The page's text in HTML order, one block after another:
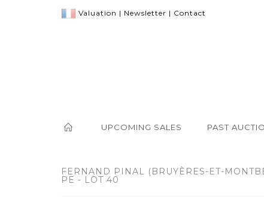
Valuation | Newsletter | Contact
UPCOMING SALES PAST
FERNAND PINAL (BRUYÈRES-ET-
PE - LOT 40